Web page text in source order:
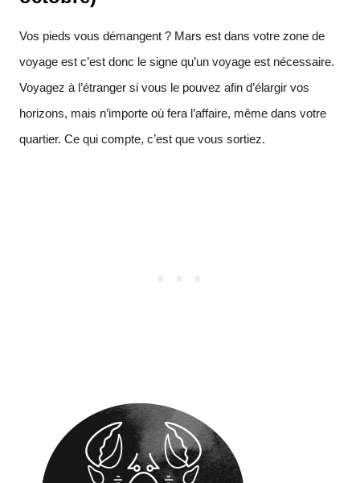
Vos pieds vous démangent ? Mars est dans votre zone de
voyage est c’est donc le signe qu’un voyage est nécessaire.
Voyagez à l’étranger si vous le pouvez afin d’élargir vos
horizons, mais n’importe où fera l’affaire, même dans votre
quartier. Ce qui compte, c’est que vous sortiez.